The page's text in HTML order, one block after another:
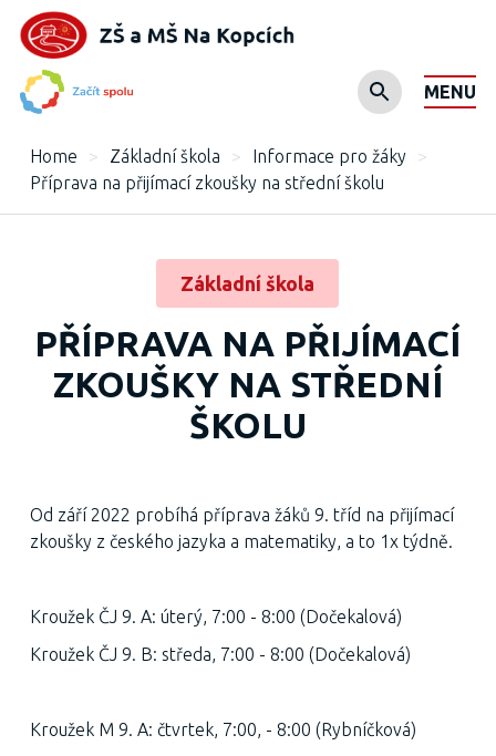
MENU
Home > Základní škola > Informace pro žáky
>
Příprava na přijímací zkoušky na střední školu
Základní škola
PŘÍPRAVA NA PŘIJÍMACÍ
ZKOUŠKY NA STŘEDNÍ
ŠKOLU
Od září 2022 probíhá příprava žáků 9. tříd na přijímací
zkoušky z českého jazyka a matematiky, a to 1x týdně.
Kroužek ČJ 9. A: úterý, 7:00 - 8:00 (Dočekalová)
Kroužek ČJ 9. B: středa, 7:00 - 8:00 (Dočekalová)
Kroužek M 9. A: čtvrtek, 7:00, - 8:00 (Rybníčková)